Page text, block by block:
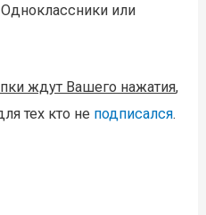
или
ждут Вашего нажатия,
тех кто не подписался.